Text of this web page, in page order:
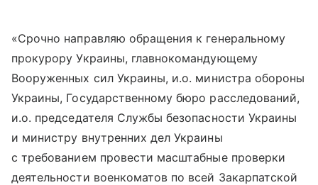
«Срочно направляю обращения к генеральному
прокурору Украины, главнокомандующему
Вооруженных сил Украины, и.о. министра обороны
Украины, Государственному бюро расследований,
и.о. председателя Службы безопасности Украины
и министру внутренних дел Украины
с требованием провести масштабные проверки
деятельности военкоматов по всей Закарпатской